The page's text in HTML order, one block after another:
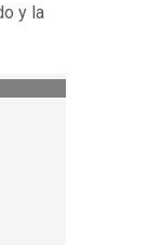
y la